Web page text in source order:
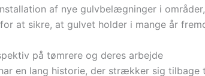
af nye gulvbelægninger i
at sikre, at gulvet holder i mange år
på tømrere og deres arbejde
en lang historie, der strækker sig